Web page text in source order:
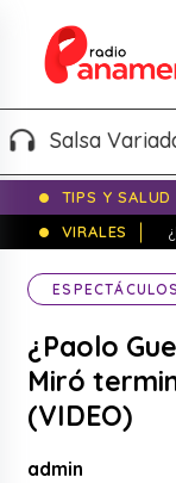
Salsa Variada |
TIPS Y SALUD
VIRALES
ESPECTÁCULOS
¿Paolo
Miró
(VIDEO)
admin